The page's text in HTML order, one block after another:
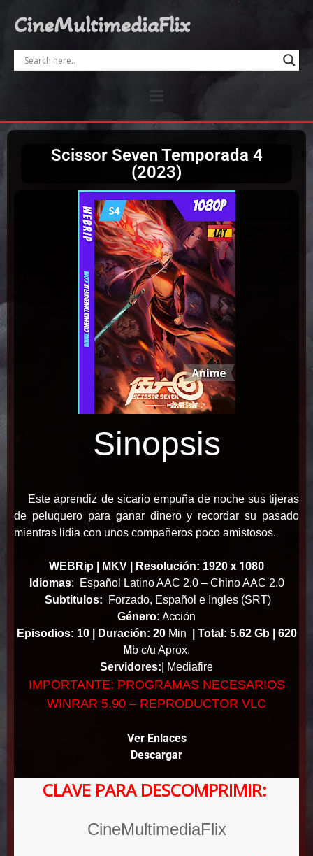
CineMultimediaFlix
Scissor Seven Temporada 4
(2023)
Sinopsis
Este aprendiz de sicario empuña de noche sus tijeras
de peluquero para ganar dinero y recordar su pasado
mientras lidia con unos compañeros poco amistosos.
WEBRip | MKV | Resolución: 1920 x 1080
Idiomas:
Español Latino AAC 2.0 – Chino AAC 2.0
Subtitulos: Forzado, Español e Ingles (SRT)
Género: Acción
Episodios: 10 | Duración: 20Min Total: 5.62 Gb |
620
M b c/u Aprox.
Servidores: | Mediafire
IMPORTANTE: PROGRAMAS NECESARIOS
WINRAR 5.90 – REPRODUCTOR VLC
Ver Enlaces
Descargar
CLAVE PARA DESCOMPRIMIR:
CineMultimediaFlix